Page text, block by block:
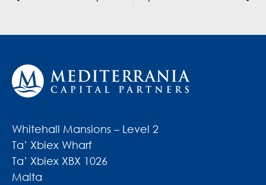
Whitehall Mansions – Level 2
Ta’ Xbiex Wharf
Ta’ Xbiex XBX 1026
Malta